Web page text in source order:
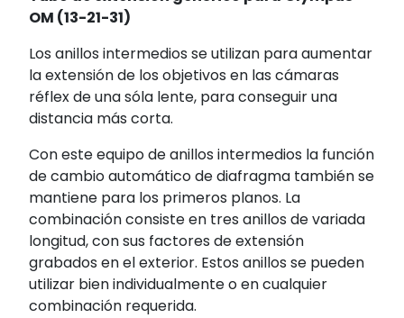
OM (13-21-31)
Los anillos intermedios se utilizan para aumentar
la extensión de los objetivos en las cámaras
réflex de una sóla lente, para conseguir una
distancia más corta.
Con este equipo de anillos intermedios la función
de cambio automático de diafragma también se
mantiene para los primeros planos. La
combinación consiste en tres anillos de variada
longitud, con sus factores de extensión
grabados en el exterior. Estos anillos se pueden
utilizar bien individualmente o en cualquier
combinación requerida.